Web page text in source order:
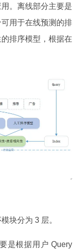
。离线部分主要是
用于在线预测的排
排序模型，根据在
块分为 3 层。
是根据用户 Query